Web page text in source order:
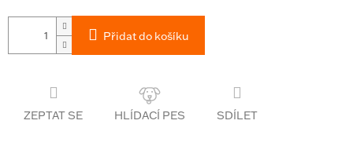
Přidat do košíku
ZEPTAT SE SDÍLET